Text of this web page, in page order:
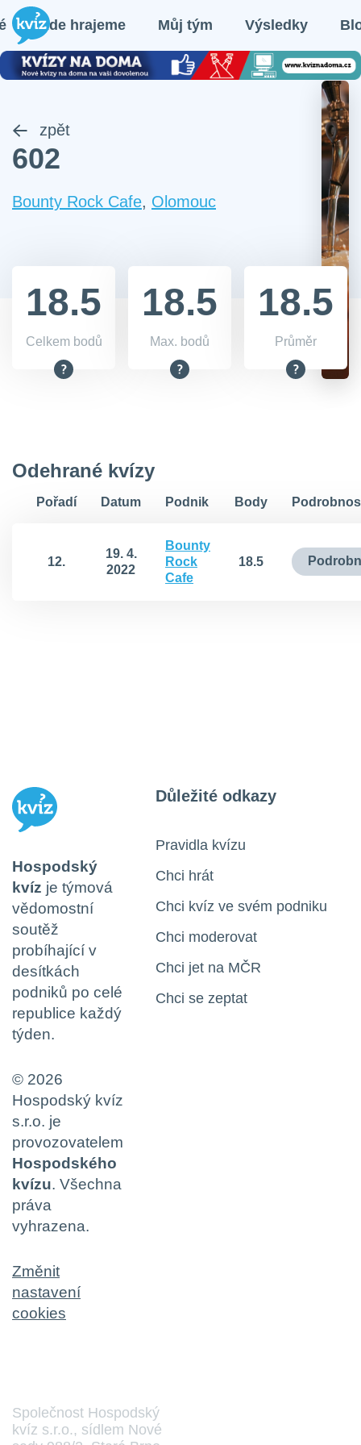
Kde hrajeme Můj tým Výsledky
zpět
602
Bounty Rock Cafe, Olomouc
18.5
Celkem bodů
18.5
Max. bodů
18.5
Průměr
Odehrané kvízy
Pořadí Datum Podnik Body
12.
19. 4.
2022
Bounty
Rock
Cafe
18.5
Hospodský
kvíz je týmová
vědomostní
soutěž
probíhající v
desítkách
podniků po celé
republice každý
týden.
© 2026
Hospodský kvíz
s.r.o. je
provozovatelem
Hospodského
kvízu. Všechna
práva
vyhrazena.
Změnit
nastavení
cookies
Důležité odkazy
Pravidla kvízu
Chci hrát
Chci kvíz ve svém podniku
Chci moderovat
Chci jet na MČR
Chci se zeptat
Společnost Hospodský
kvíz s.r.o., sídlem Nové